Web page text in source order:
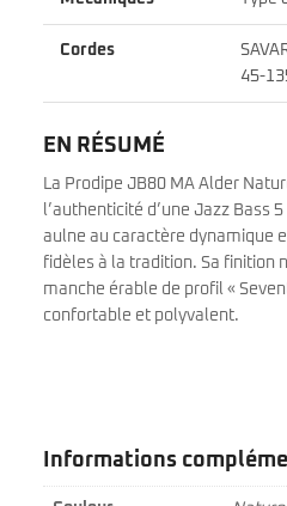
Cordes
45-
EN RÉSUMÉ
La Prodipe JB80 MA Alder
l’authenticité d’une Jazz Bass
aulne au caractère dynamique
fidèles à la tradition. Sa finition
manche érable de profil «
confortable et polyvalent.
Informations